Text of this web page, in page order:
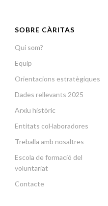
SOBRE CÀRITAS
Qui som?
Equip
Orientacions estratègiques
Dades rellevants 2025
Arxiu històric
Entitats col·laboradores
Treballa amb nosaltres
Escola de formació del
voluntariat
Contacte